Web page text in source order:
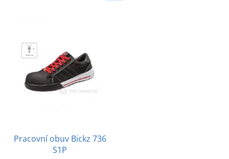
Pracovní obuv Bickz 736
S1P